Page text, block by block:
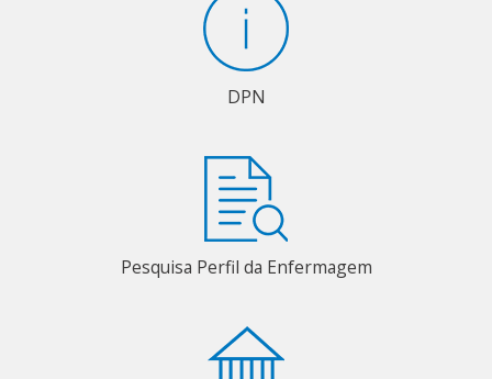
DPN
Pesquisa Perfil da Enfermagem